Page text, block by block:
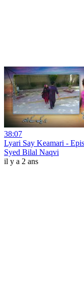
38:07
Lyari Say Keamari -
Syed Bilal Naqvi
il y a 2 ans